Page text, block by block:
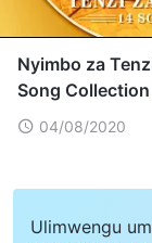
Nyimbo za
Song
04/08/2020
Ulimwengu